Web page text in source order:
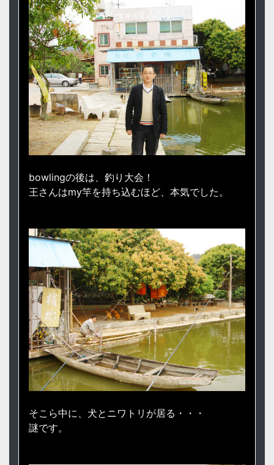
bowlingの後は、釣り大会！
王さんはmy竿を持ち込むほど、本気でした。
そこら中に、犬とニワトリが居る・・・
謎です。